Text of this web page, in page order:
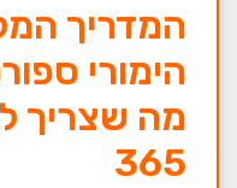
המדריך
הימורי
מה שצריך
365